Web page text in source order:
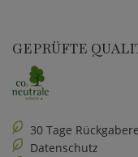
GEPRÜFTE
30 Tage
Datenschutz